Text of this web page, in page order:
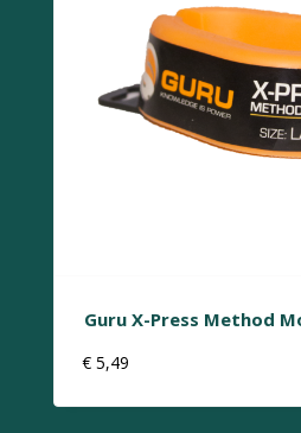
Guru X-Press Method
€ 5,49